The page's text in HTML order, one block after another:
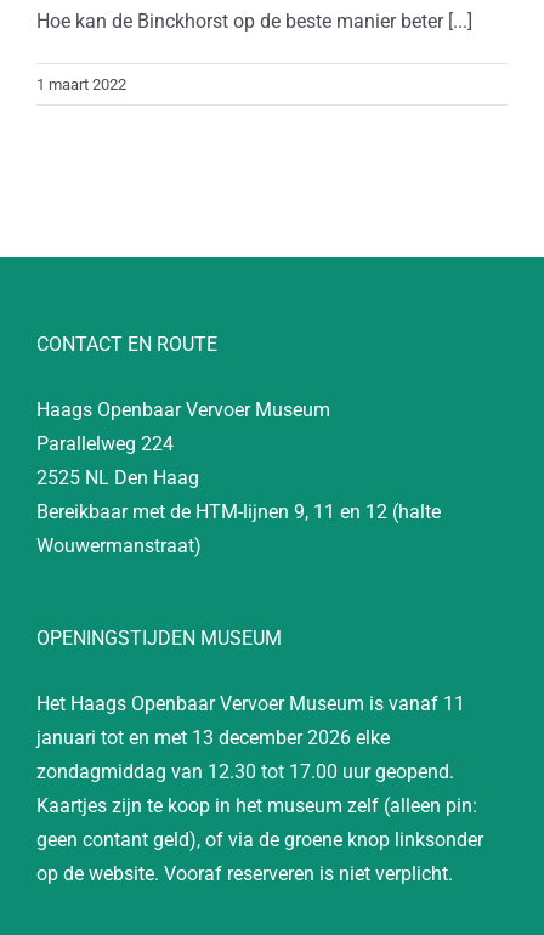
Hoe kan de Binckhorst op de beste manier beter [...]
1 maart 2022
CONTACT EN ROUTE
Haags Openbaar Vervoer Museum
Parallelweg 224
2525 NL Den Haag
Bereikbaar met de HTM-lijnen 9, 11 en 12 (halte
Wouwermanstraat)
OPENINGSTIJDEN MUSEUM
Het Haags Openbaar Vervoer Museum is vanaf 11
januari tot en met 13 december 2026 elke
zondagmiddag van 12.30 tot 17.00 uur geopend.
Kaartjes zijn te koop in het museum zelf (alleen pin:
geen contant geld), of via de groene knop linksonder
op de website. Vooraf reserveren is niet verplicht.